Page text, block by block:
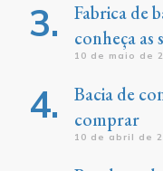
Fabrica de
conheça as
10 de maio de
Bacia de
comprar
10 de abril de